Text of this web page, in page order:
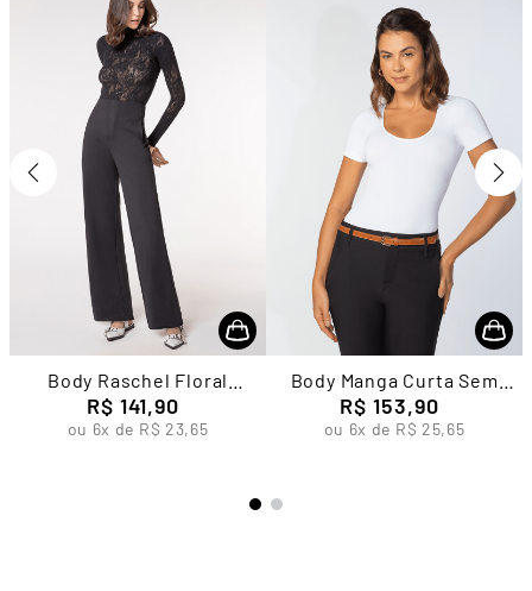
Body Raschel Floral
Feminino Lupo
R$ 141,90
ou 6x de R$ 23,65
Body Manga Curta Sem
Costura
R$ 153,90
ou 6x de R$ 25,65